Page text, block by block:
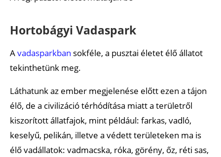
Hortobágyi Vadaspark
Avadasparkban sokféle, a pusztai életet élő állatot
tekinthetünk meg.
Láthatunk az ember megjelenése előtt ezen a tájon
élő, de a civilizáció térhódítása miatt a területről
kiszorított állatfajok, mint például: farkas, vadló,
keselyű, pelikán, illetve a védett területeken ma is
élő vadállatok: vadmacska, róka, görény, őz, réti sas,